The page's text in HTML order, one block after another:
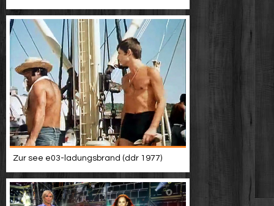
Zur see e03-ladungsbrand (ddr 1977)